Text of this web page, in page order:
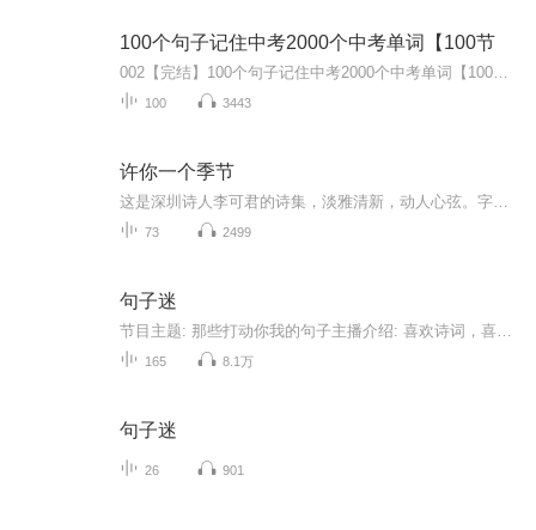
100个句子记住中考2000个中考单词【100节
100 3443
许你一个季节
73 2499
句子迷
165 8.1万
句子迷
26 901